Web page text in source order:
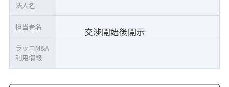
交渉開始後開示
法人名
担当者名
ラッコM&A
利用情報